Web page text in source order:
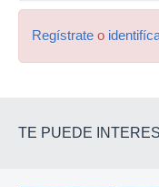
Regístrate o
TE PUEDE